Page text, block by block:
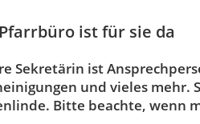
ist für sie da
Sekretärin ist
und vieles
Bitte beachte, wenn